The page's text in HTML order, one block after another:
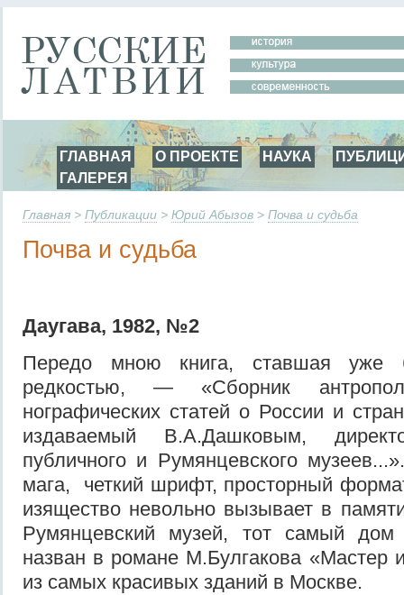
ГЛАВНАЯ О ПРОЕКТЕ НАУКА
ГАЛЕРЕЯ
Главная > Публикации > Юрий Абызов > Почва и судьба
Почва и судьба
Даугава, 1982, №2
Передо мною книга, ставшая уже
редкостью, — «Сбoрник
нографических статей о России и
издаваемый В.А.Дашковым,
публичного и Румянцевского
мага, четкий шрифт, просторный
изящество невольно вызывает в
Румянцевский музей, тот самый
назван в романе М.Булгакова «Ма­стер
из самых красивых зданий в Москве.